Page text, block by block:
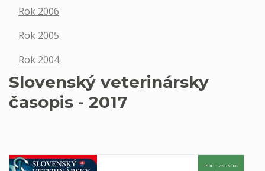
Rok 2006
Rok 2005
Rok 2004
Slovenský veterinársky
časopis - 2017
PDF | 768.53 KB